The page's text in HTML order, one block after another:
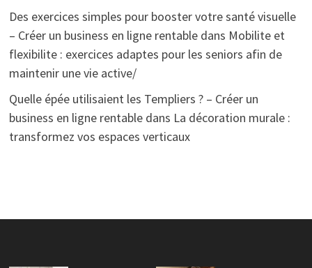
Des exercices simples pour booster votre santé visuelle
– Créer un business en ligne rentabledans Mobilite et
flexibilite : exercices adaptes pour les seniors afin de
maintenir une vie active/
Quelle épée utilisaient les Templiers ? – Créer un
business en ligne rentabledans La décoration murale :
transformez vos espaces verticaux